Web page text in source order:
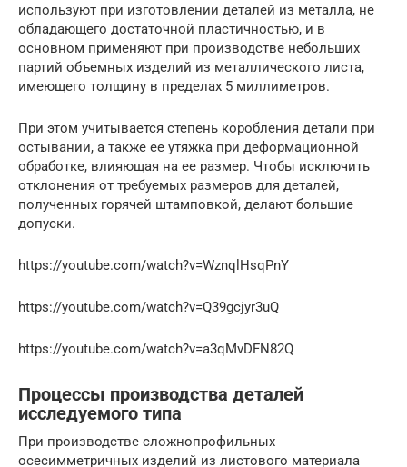
используют при изготовлении деталей из металла, не
обладающего достаточной пластичностью, и в
основном применяют при производстве небольших
партий объемных изделий из металлического листа,
имеющего толщину в пределах 5 миллиметров.
При этом учитывается степень коробления детали при
остывании, а также ее утяжка при деформационной
обработке, влияющая на ее размер. Чтобы исключить
отклонения от требуемых размеров для деталей,
полученных горячей штамповкой, делают большие
допуски.
https://youtube.com/watch?v=WznqlHsqPnY
https://youtube.com/watch?v=Q39gcjyr3uQ
https://youtube.com/watch?v=a3qMvDFN82Q
Процессы производства деталей
исследуемого типа
При производстве сложнопрофильных
осесимметричных изделий из листового материала